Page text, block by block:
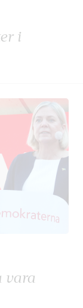
i
vara